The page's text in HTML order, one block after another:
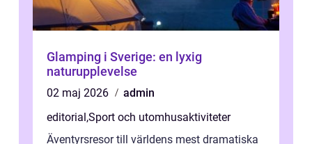
Glamping i Sverige: en lyxig
naturupplevelse
02 maj 2026
admin
editorial,Sport och utomhusaktiviteter
Äventyrsresor till världens mest dramatiska